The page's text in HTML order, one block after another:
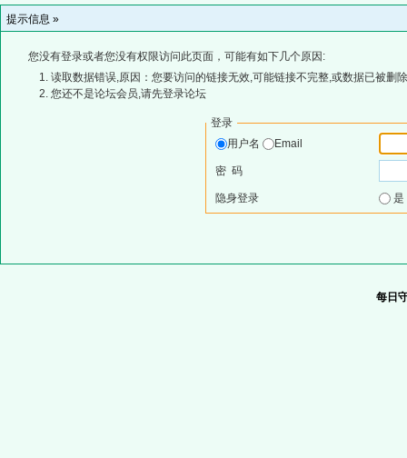
提示信息 »
您没有登录或者您没有权限访问此页面，可能有如下几个原因:
读取数据错误,原因：您要访问的链接无效,可能链接不完整,或数据已被删
您还不是论坛会员,请先登录论坛
登录
用户名
Email
密 码
隐身登录
每日